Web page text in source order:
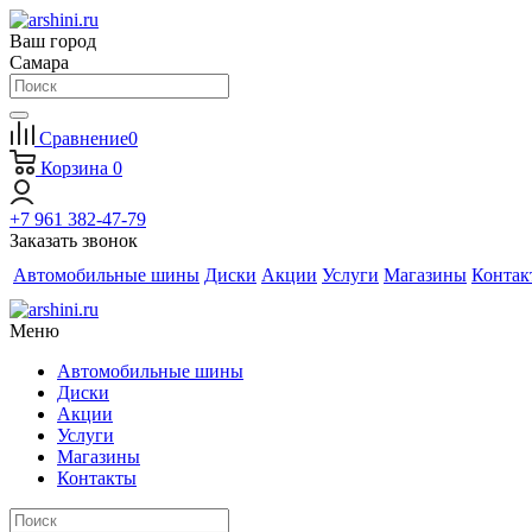
Ваш город
Самара
Сравнение0
Корзина 0
+7 961 382-47-79
Заказать звонок
Автомобильные шины Диски Акции Услуги Магазины
Меню
Автомобильные шины
Диски
Акции
Услуги
Магазины
Контакты